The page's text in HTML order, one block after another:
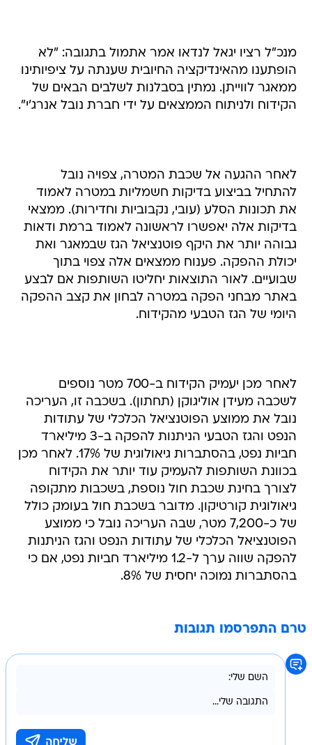
מנכ"ל רציו יגאל לנדאו אמר אתמול בתגובה: "לא
הופתענו מהאינדיקציה החיובית שענתה על ציפיותינו
ממאגר לווייתן. נמתין בסבלנות לשלבים הבאים של
הקידוח ולניתוח הממצאים על ידי חברת נובל אנרג'י".
לאחר ההגעה אל שכבת המטרה, צפויה נובל
להתחיל בביצוע בדיקות חשמליות במטרה לאמוד
את תכונות הסלע (עובי, נקבוביות וחדירות). ממצאי
בדיקות אלה יאפשרו לראשונה לאמוד ברמת ודאות
גבוהה יותר את היקף פוטנציאל הגז שבמאגר ואת
יכולת ההפקה. פענוח ממצאים אלה צפוי בתוך
שבועיים. לאור התוצאות יחליטו השותפות אם לבצע
באתר מבחני הפקה במטרה לבחון את קצב ההפקה
היומי של הגז הטבעי מהקידוח.
לאחר מכן יעמיק הקידוח ב-700 מטר נוספים
לשכבה מעידן אוליגוקן (תחתון). בשכבה זו, העריכה
נובל את ממוצע הפוטנציאל הכלכלי של עתודות
הנפט והגז הטבעי הניתנות להפקה ב-3 מיליארד
חביות נפט, בהסתברות גיאולוגית של 17%. לאחר מכן
בכוונת השותפות להעמיק עוד יותר את הקידוח
לצורך בחינת שכבת חול נוספת, בשכבות מתקופה
גיאולוגית קורטיקון. מדובר בשכבת חול בעומק כולל
של כ-7,200 מטר, שבה העריכה נובל כי ממוצע
הפוטנציאל הכלכלי של עתודות הנפט והגז הניתנות
להפקה שווה ערך ל-1.2 מיליארד חביות נפט, אם כי
בהסתברות נמוכה יחסית של 8%.
טרם התפרסמו תגובות